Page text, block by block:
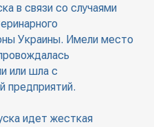
в связи со случаями
Украины. Имели место
или шла с
предприятий.
идет жесткая